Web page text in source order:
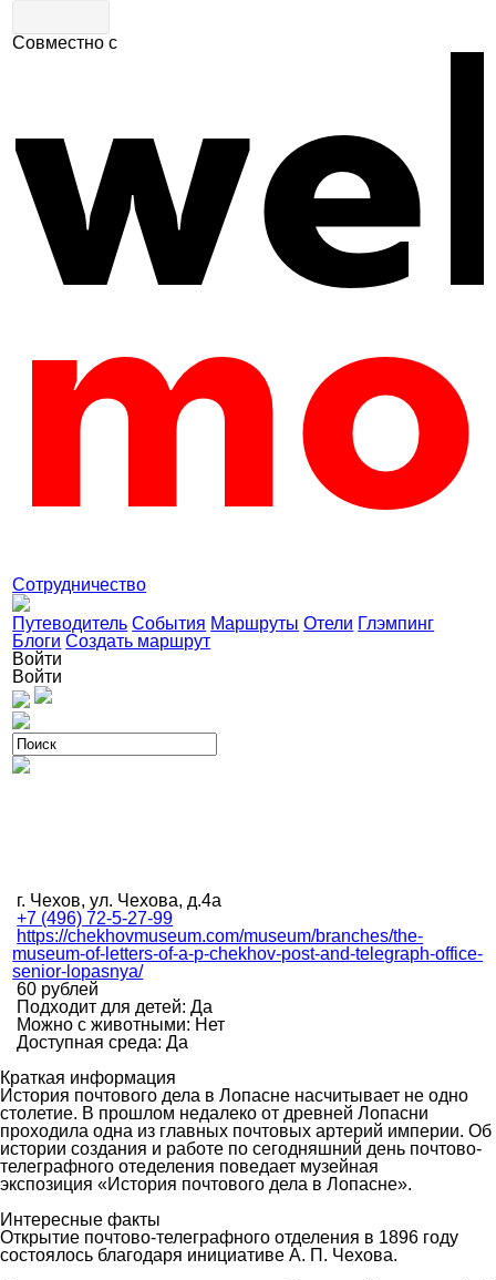
Совместно с
Сотрудничество
Путеводитель События Маршруты Отели Глэмпинг
Блоги Создать маршрут
Войти
Войти
Главная |Путеводитель
Культура и история
Музей писем А.П. Чехова. Почтово-
телеграфное отделение ст. Лопасня
г. Чехов, ул. Чехова, д.4а
+7 (496) 72-5-27-99
https://chekhovmuseum.com/museum/branches/the-
museum-of-letters-of-a-p-chekhov-post-and-telegraph-office-
senior-lopasnya/
60 рублей
Подходит для детей: Да
Можно с животными: Нет
Доступная среда: Да
Краткая информация
История почтового дела в Лопасне насчитывает не одно
столетие. В прошлом недалеко от древней Лопасни
проходила одна из главных почтовых артерий империи. Об
истории создания и работе по сегодняшний день почтово-
телеграфного отеделения поведает музейная
экспозиция «История почтового дела в Лопасне».
Интересные факты
Открытие почтово-телеграфного отделения в 1896 году
состоялось благодаря инициативе А. П. Чехова.